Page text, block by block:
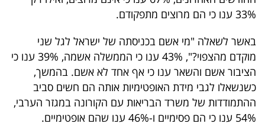
דרושים
ניוזלטרים
מייל
אדום
33% ענו כי הם מרוצים מתפקודם.
באשר לשאלה "מי אשם בכניסתה של ישראל לגל שני
מוקדם מהצפוי?", 43% ענו כי הממשלה אשמה, 39% ענו כי
הציבור אשם והשאר ענו כי אף אחד לא אשם. בהמשך,
כשנשאלו לגבי מידת האופטימיות אותה הם חשים סביב
ההתמודדות של משרד הבריאות עם הקורונה במגזר הערבי,
54% ענו כי הם פסימיים ו-46% ענו שהם אופטימיים.